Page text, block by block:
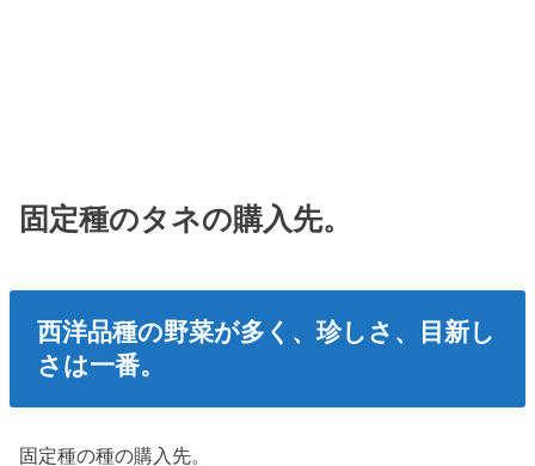
固定種のタネの購入先。
西洋品種の野菜が多く、珍しさ、目新し
さは一番。
固定種の種の購入先。